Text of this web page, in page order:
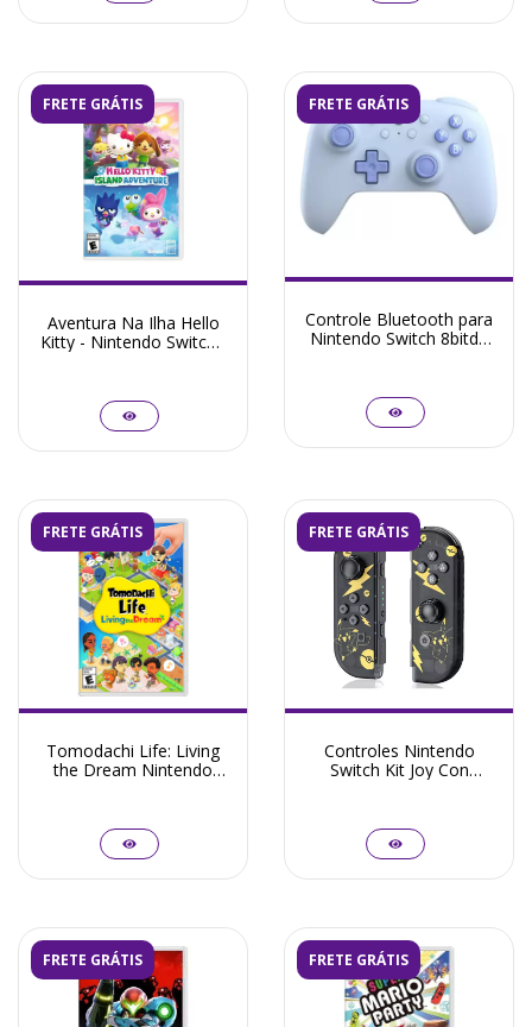
FRETE GRÁTIS
Aventura Na Ilha Hello
Kitty - Nintendo Switch -
FRETE GRÁTIS
Controle Bluetooth para
Nintendo Switch 8bitdo
FRETE GRÁTIS
Tomodachi Life: Living
the Dream Nintendo
FRETE GRÁTIS
Controles Nintendo
Switch Kit Joy Con
FRETE GRÁTIS FRETE GRÁTIS